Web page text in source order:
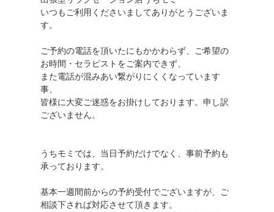
いつもご利用くださいましてありがとうございま
す。
ご予約の電話を頂いたにもかかわらず、ご希望の
お時間・セラピストをご案内できず、
また電話が混みあい繋がりにくくなっています
事、
皆様に大変ご迷惑をお掛けしております。申し訳
ございません。
うちモミでは、当日予約だけでなく、事前予約も
承っております。
基本一週間前からの予約受付でございますが、ご
相談下されば対応させて頂きます。